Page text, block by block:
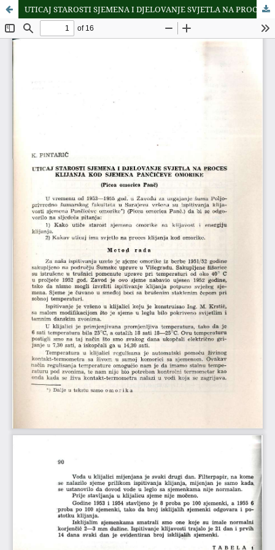
UTICAJ STAROSTI SJEMENA I DJELOVANJE SVJETLA NA PROCES KLIJANJA KOD SJEMENA PANČIĆEVE OMORIKE (Picea omorica Panč)